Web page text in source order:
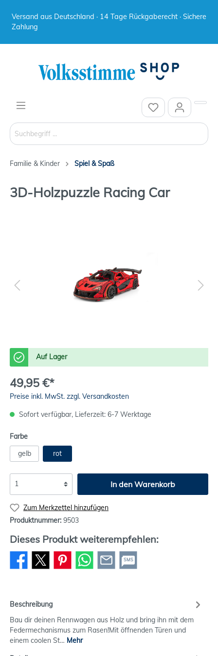
Versand aus Deutschland · 14 Tage Rückgaberecht · Sichere
Zahlung
Familie & Kinder Spiel & Spaß
3D-Holzpuzzle Racing Car
Auf Lager
49,95 €*
Preise inkl. MwSt. zzgl. Versandkosten
Sofort verfügbar, Lieferzeit: 6-7 Werktage
Farbe
gelb
rot
In den Warenkorb
Zum Merkzettel hinzufügen
Produktnummer: 9503
Dieses Produkt weiterempfehlen:
SMS
Beschreibung
Bau dir deinen Rennwagen aus Holz und bring ihn mit dem
Federmechanismus zum Rasen!Mit öffnenden Türen und
einem coolen St… Mehr